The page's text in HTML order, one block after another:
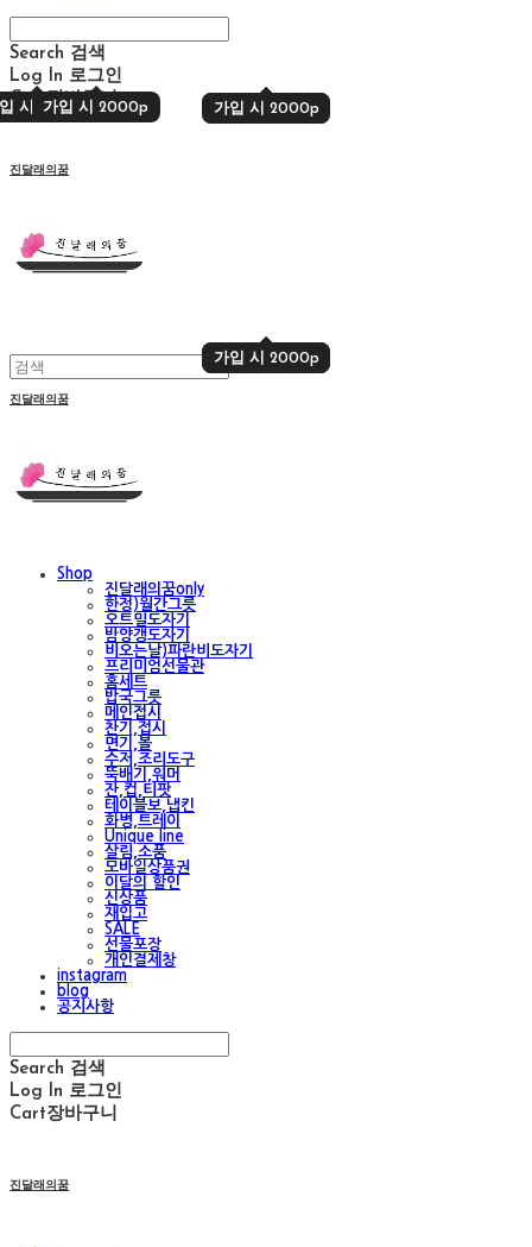
Search 검색
Log In
시 2000p
로그인
가입 시 2000p 가입 시 2000p
가입 시 2000p
Cart장바구니
진달래의꿈
가입 시 2000p
가입 시 2000p
진달래의꿈
Shop
진달래의꿈only
한정)월간그릇
오트밀도자기
밤양갱도자기
비오는날)파란비도자기
프리미엄선물관
홈세트
밥국그릇
메인접시
찬기,접시
면기,볼
수저,조리도구
뚝배기,워머
잔,컵,티팟
테이블보,냅킨
화병,트레이
Unique line
살림,소품
모바일상품권
이달의 할인
신상품
재입고
SALE
선물포장
개인결제창
instagram
blog
공지사항
Search 검색
Log In 로그인
Cart장바구니
진달래의꿈